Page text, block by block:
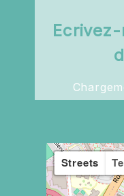
Streets